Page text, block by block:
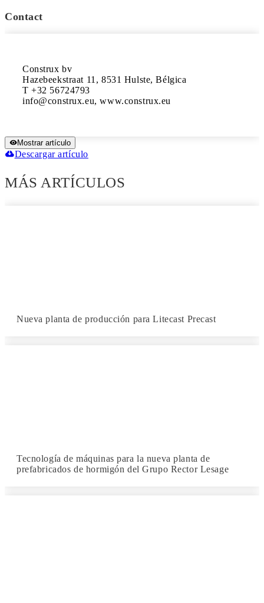
Contact
Construx bv
Hazebeekstraat 11, 8531 Hulste, Bélgica
T +32 56724793
info@construx.eu, www.construx.eu
Mostrar artículo
Descargar artículo
MÁS ARTÍCULOS
Nueva planta de producción para Litecast Precast
Tecnología de máquinas para la nueva planta de
prefabricados de hormigón del Grupo Rector Lesage